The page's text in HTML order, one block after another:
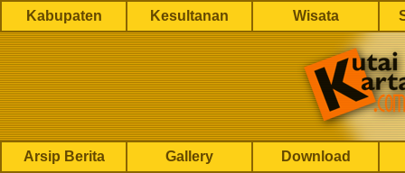
Kabupaten Kesultanan Wisata
Arsip Berita Gallery Download